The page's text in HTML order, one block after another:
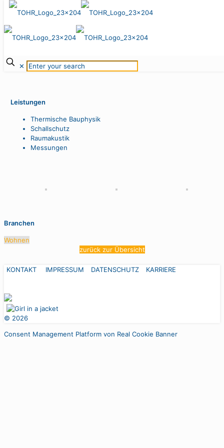
✕
Rheinauhafen, Kranhaus
Nord/Pandion Vista
Köln, 2007–2012
Leistungen
Thermische Bauphysik
Schallschutz
Raumakustik
Messungen
Branchen
Wohnen
zurück zur Übersicht
KONTAKT IMPRESSUM DATENSCHUTZ KARRIERE
© 2026
Consent Management Platform von Real Cookie Banner